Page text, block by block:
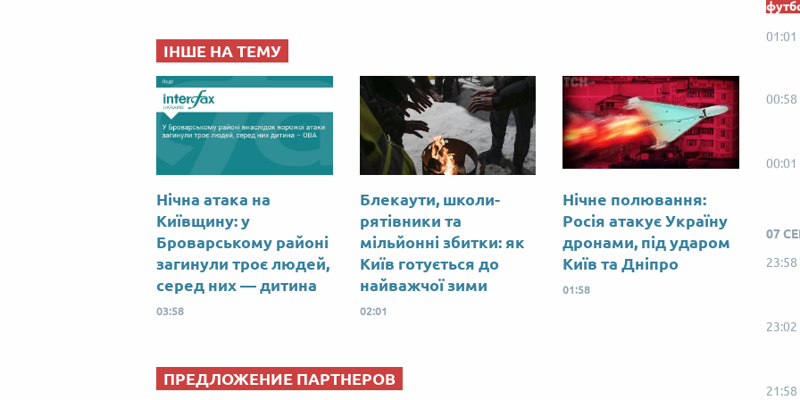
ІНШЕ НА ТЕМУ
Нічна атака на
Київщину: у
Броварському районі
загинули троє людей,
серед них — дитина
03:58
Блекаути, школи-
рятівники та
мільйонні збитки: як
Київ готується до
найважчої зими
02:01
Нічне полювання:
Росія атакує Україну
дронами, під ударом
Київ та Дніпро
01:58
ПРЕДЛОЖЕНИЕ ПАРТНЕРОВ
01:01
00:58
00:01
07
23:58
23:02
21:58